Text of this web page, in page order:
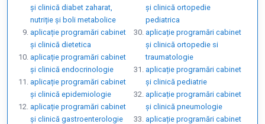
și clinică diabet zaharat,
nutriție și boli metabolice
aplicație programări cabinet
și clinică dietetica
aplicație programări cabinet
și clinică endocrinologie
aplicație programări cabinet
și clinică epidemiologie
aplicație programări cabinet
și clinică gastroenterologie
și clinică ortopedie
pediatrica
aplicație programări cabinet
și clinică ortopedie si
traumatologie
aplicație programări cabinet
și clinică pediatrie
aplicație programări cabinet
și clinică pneumologie
aplicație programări cabinet